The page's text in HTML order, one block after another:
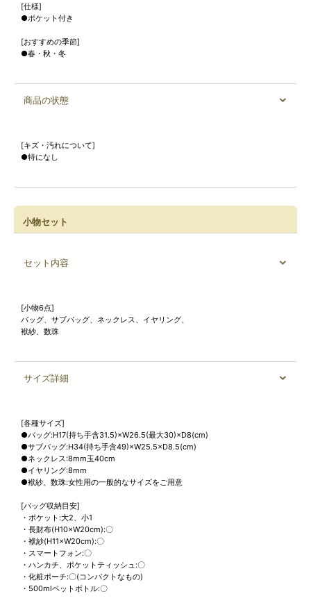
[仕様]
●ポケット付き
[おすすめの季節]
●春・秋・冬
商品の状態
[キズ・汚れについて]
●特になし
小物セット
セット内容
[小物6点]
バッグ、サブバッグ、ネックレス、イヤリング、
袱紗、数珠
サイズ詳細
[各種サイズ]
●バッグ:H17(持ち手含31.5)×W26.5(最大30)×D8(cm)
●サブバッグ:H34(持ち手含49)×W25.5×D8.5(cm)
●ネックレス:8mm玉40cm
●イヤリング:8mm
●袱紗、数珠:女性用の一般的なサイズをご用意
[バッグ収納目安]
・ポケット:大2、小1
・長財布(H10×W20cm):〇
・袱紗(H11×W20cm):〇
・スマートフォン:〇
・ハンカチ、ポケットティッシュ:〇
・化粧ポーチ:〇(コンパクトなもの)
・500mlペットボトル:〇